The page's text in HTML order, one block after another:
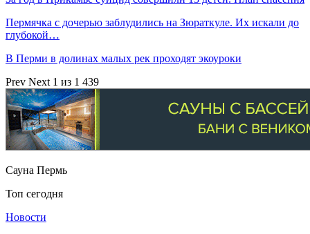
Пермячка с дочерью заблудились на Зюраткуле. Их искали до
глубокой…
В Перми в долинах малых рек проходят экоуроки
Prev Next 1 из 1 439
Сауна Пермь
Топ сегодня
Новости